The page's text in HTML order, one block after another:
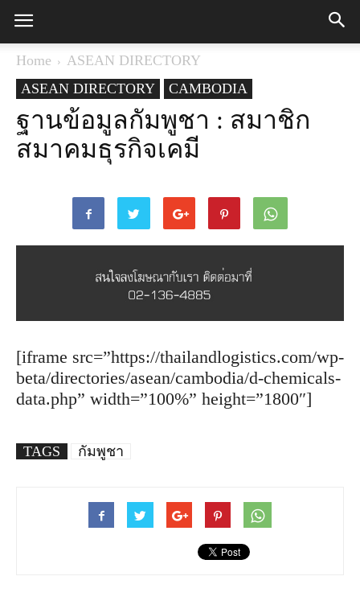
Home
ASEAN DIRECTORY
ASEAN DIRECTORY
CAMBODIA
ฐานข้อมูลกัมพูชา : สมาชิก
สมาคมธุรกิจเคมี
[iframe src=”https://thailandlogistics.com/wp-
beta/directories/asean/cambodia/d-chemicals-
data.php” width=”100%” height=”1800″]
TAGS กัมพูชา